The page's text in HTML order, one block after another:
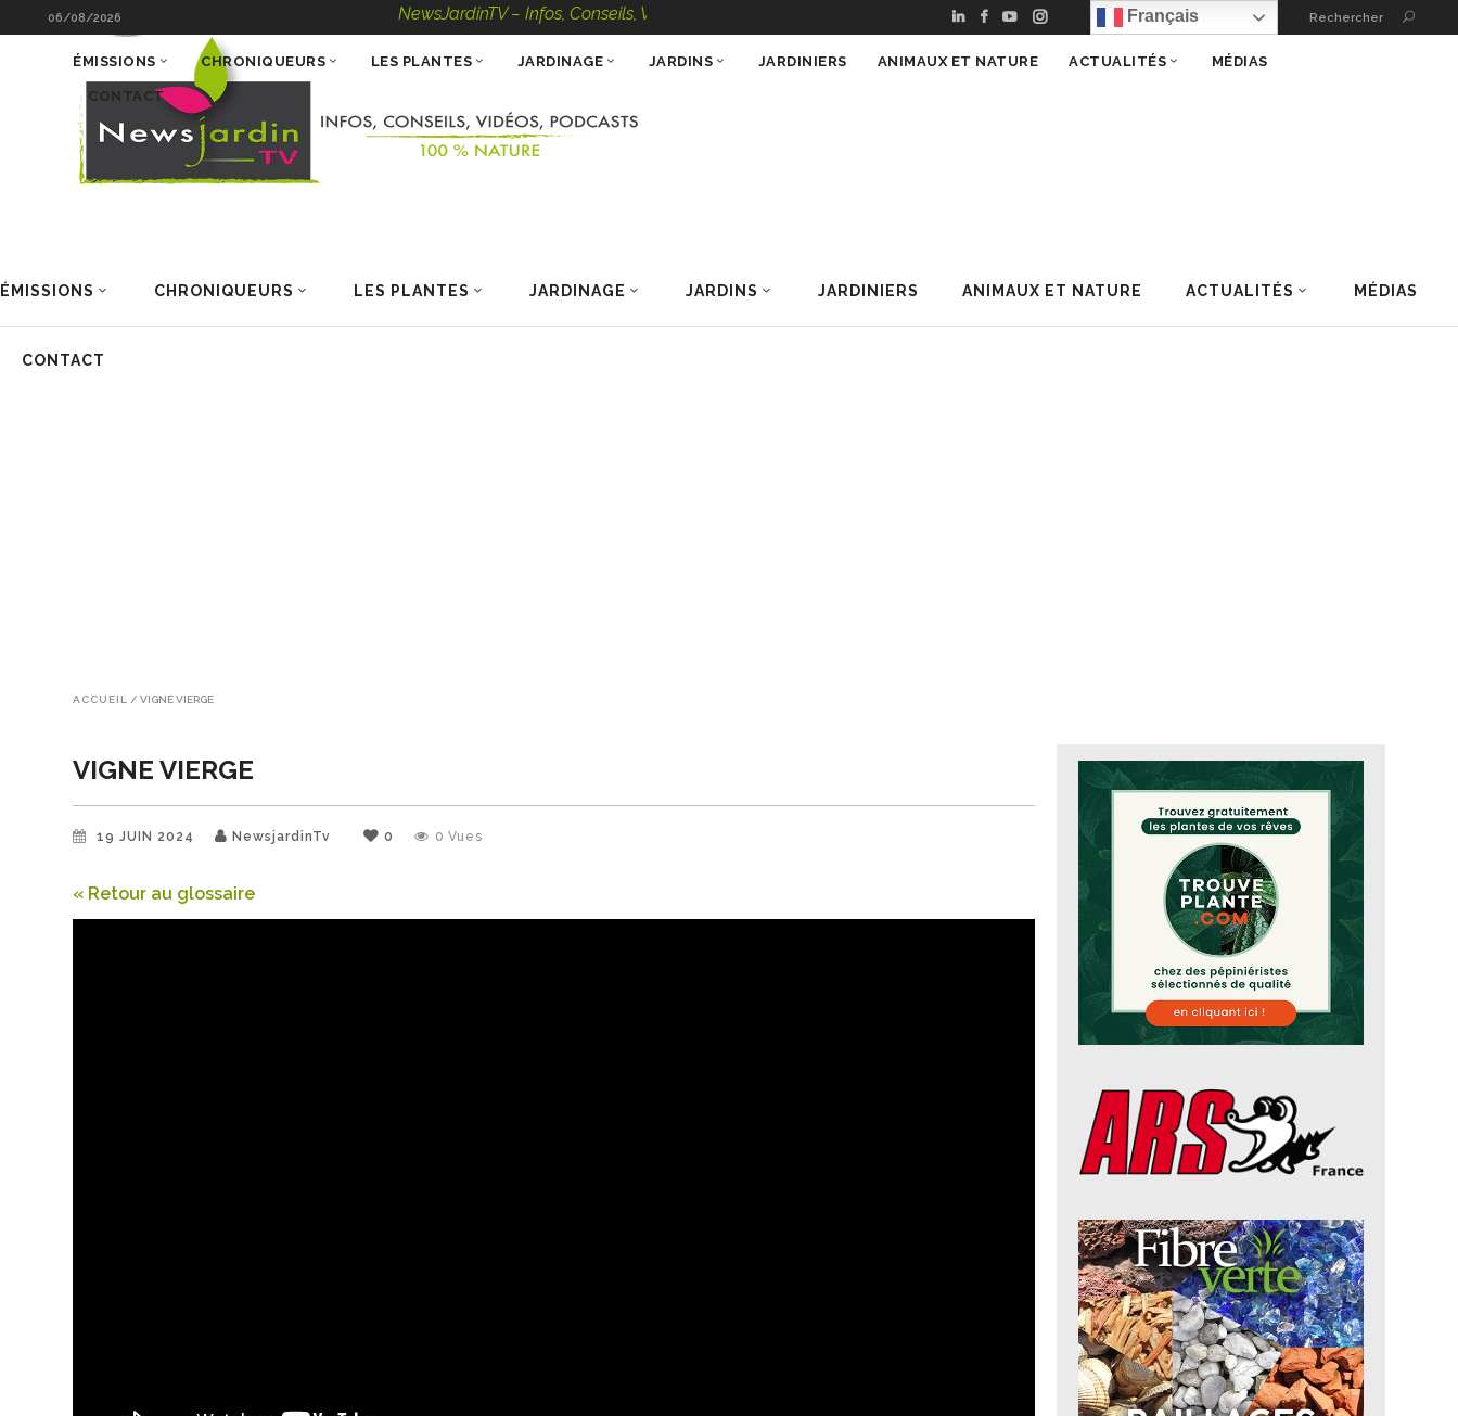
06/08/2026 NewsJardinTV – Infos, Conseils, Vidéos, Podcasts – 100 % Nature Français Rechercher
ÉMISSIONS CHRONIQUEURS LES PLANTES JARDINAGE JARDINS JARDINIERS ANIMAUX ET NATURE ACTUALITÉS MÉDIAS
CONTACT
ÉMISSIONS CHRONIQUEURS LES PLANTES JARDINAGE JARDINS JARDINIERS ANIMAUX ET NATURE ACTUALITÉS MÉDIAS
CONTACT
ACCUEIL / VIGNE VIERGE
VIGNE VIERGE
19 JUIN 2024 NewsjardinTv 0 0 Vues
« Retour au glossaire